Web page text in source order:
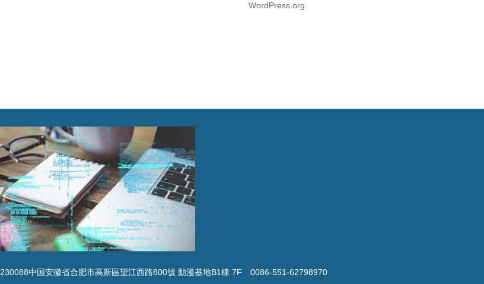
WordPress.org
230088中国安徽省合肥市高新區望江西路800號 動漫基地B1棟 7F 0086-551-62798970